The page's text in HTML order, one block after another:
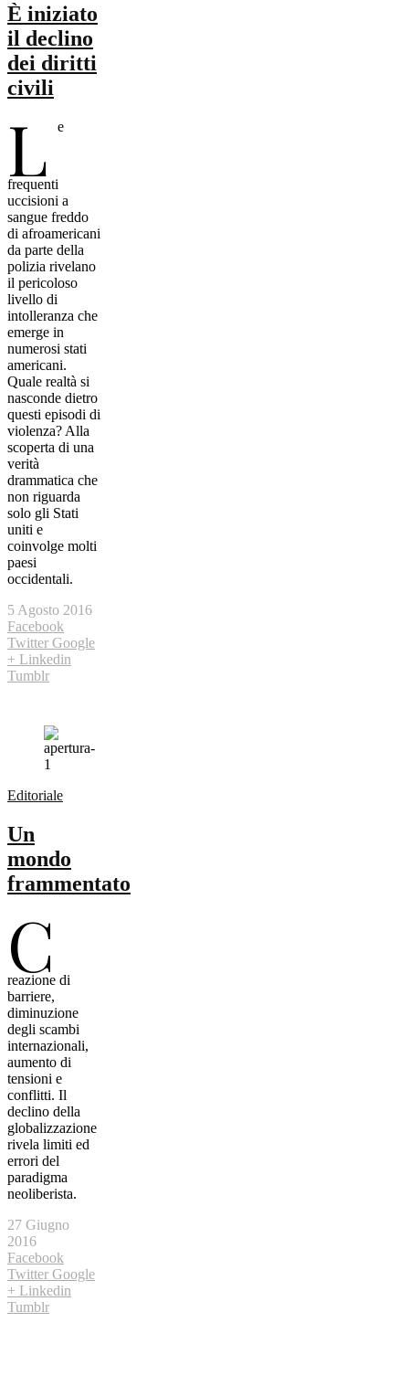
È iniziato
il declino
dei diritti
civili
L e
frequenti
uccisioni a
sangue freddo
di afroamericani
da parte della
polizia rivelano
il pericoloso
livello di
intolleranza che
emerge in
numerosi stati
americani.
Quale realtà si
nasconde dietro
questi episodi di
violenza? Alla
scoperta di una
verità
drammatica che
non riguarda
solo gli Stati
uniti e
coinvolge molti
paesi
occidentali.
5 Agosto 2016
Facebook
Twitter Google
+ Linkedin
Tumblr
Editoriale
Un
mondo
frammentato
C
reazione di
barriere,
diminuzione
degli scambi
internazionali,
aumento di
tensioni e
conflitti. Il
declino della
globalizzazione
rivela limiti ed
errori del
paradigma
neoliberista.
27 Giugno
2016
Facebook
Twitter Google
+ Linkedin
Tumblr